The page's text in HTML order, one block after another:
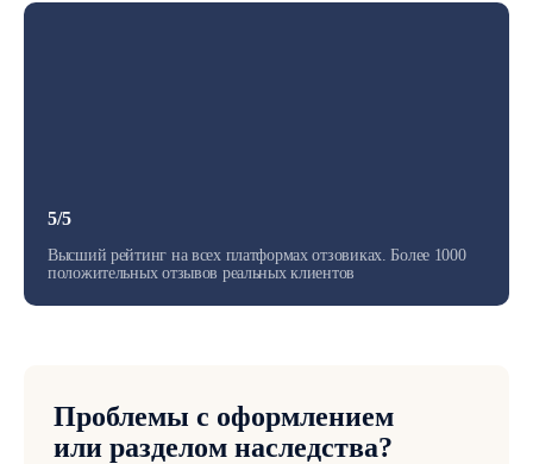
5/5
Высший рейтинг на всех платформах отзовиках. Более 1000
положительных отзывов реальных клиентов
Проблемы с оформлением
или разделом наследства?